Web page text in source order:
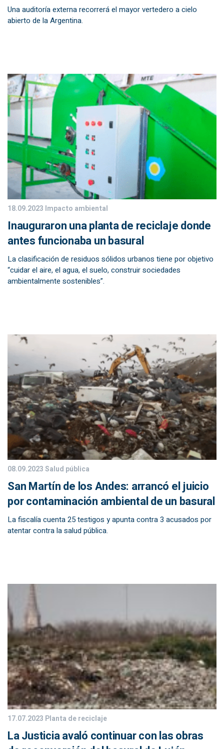
Una auditoría externa recorrerá el mayor vertedero a cielo
abierto de la Argentina.
18.09.2023 Impacto ambiental
Inauguraron una planta de reciclaje donde
antes funcionaba un basural
La clasificación de residuos sólidos urbanos tiene por objetivo
“cuidar el aire, el agua, el suelo, construir sociedades
ambientalmente sostenibles”.
08.09.2023Salud pública
San Martín de los Andes: arrancó el juicio
por contaminación ambiental de un basural
La fiscalía cuenta 25 testigos y apunta contra 3 acusados por
atentar contra la salud pública.
17.07.2023 Planta de reciclaje
La Justicia avaló continuar con las obras